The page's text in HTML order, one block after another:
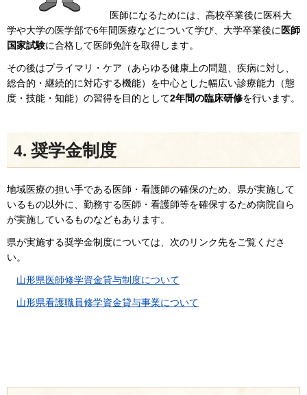
医師になるためには、高校卒業後に医科大
学や大学の医学部で6年間医療などについて学び、大学卒業後に 医師
国家試験に合格して医師免許を取得します。
その後はプライマリ・ケア（あらゆる健康上の問題、疾病に対し、
総合的・継続的に対応する機能）を中心とした幅広い診療能力（態
度・技能・知能）の習得を目的として2年間の臨床研修を行います。
4. 奨学金制度
地域医療の担い手である医師・看護師の確保のため、県が実施して
いるもの以外に、勤務する医師・看護師等を確保するため病院自ら
が実施しているものなどもあります。
県が実施する奨学金制度については、次のリンク先をご覧くださ
い。
山形県医師修学資金貸与制度について
山形県看護職員修学資金貸与事業について